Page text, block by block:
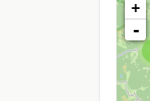
+
-